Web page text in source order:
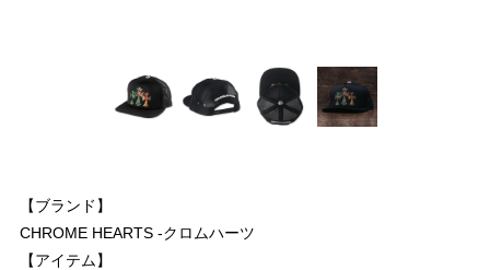
【ブランド】
CHROME HEARTS -クロムハーツ
【アイテム】